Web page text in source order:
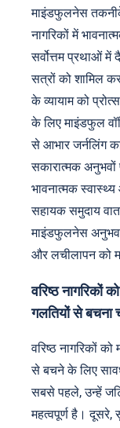
माइंडफुलनेस
नागरिकों में
सर्वोत्तम प्रथाओं में
सत्रों को शामिल
के व्यायाम को
के लिए माइंडफुल
से आभार जर्नलिंग
सकारात्मक
भावनात्मक
सहायक समुदाय
माइंडफुलनेस अनुभव
और लचीलापन को
वरिष्ठ नागरिकों
गलतियों से बचना
वरिष्ठ नागरिकों
से बचने के लिए
सबसे पहले, उन्हें
महत्वपूर्ण है। दूसरे,